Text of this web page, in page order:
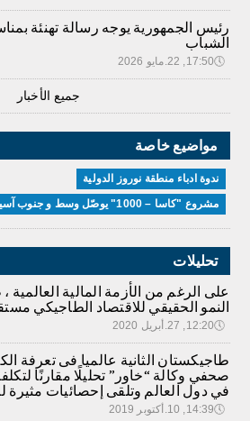
رئيس الجمهورية يوجه رسالة تهنئة
الشباب
🕔17:50, 22.مايو 2026
جميع الأخبار
مواضيع خاصة
ندوة ادباء منطقة نوروز الدولية
مشروع "كاسا – 1000" يوصّل وسط و جنوب آسيا
تحليلات
على الرغم من الأزمة المالية
النمو الحقيقي للاقتصاد الطاجيكي
🕔12:20, 27.أبريل 2020
طاجيكستان الثانية عالميا فى تعرفة
صحفي وكالة “خاور” تحليلًا مقارنًا
في دول العالم وتلقى إحصائيات مثيرة
🕔14:39, 10.أكتوبر 2019